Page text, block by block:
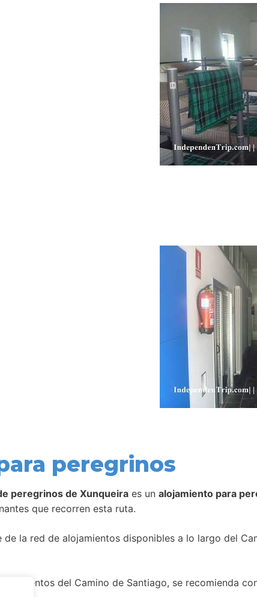
peregrinos
peregrinos de Xunqueira es un alojamiento para
que recorren esta ruta.
la red de alojamientos disponibles a lo largo del
del Camino de Santiago, se recomienda